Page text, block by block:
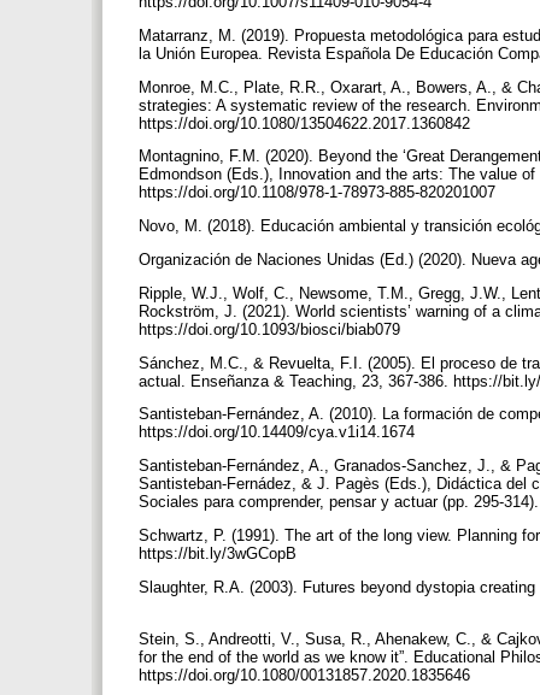
Matarranz, M. (2019). Propuesta metodológica para
la Unión Europea. Revista Española De Educación
Monroe, M.C., Plate, R.R., Oxarart, A., Bowers, A., &
strategies: A systematic review of the research.
https://doi.org/10.1080/13504622.2017.1360842
Montagnino, F.M. (2020). Beyond the ‘Great
Edmondson (Eds.), Innovation and the arts: The value
https://doi.org/10.1108/978-1-78973-885-820201007
Novo, M. (2018). Educación ambiental y transición
Organización de Naciones Unidas (Ed.) (2020). Nueva
Ripple, W.J., Wolf, C., Newsome, T.M., Gregg, J.W.,
Rockström, J. (2021). World scientists’ warning of a
https://doi.org/10.1093/biosci/biab079
Sánchez, M.C., & Revuelta, F.I. (2005). El proceso de
actual. Enseñanza & Teaching, 23, 367-386. https://
Santisteban-Fernández, A. (2010). La formación de
https://doi.org/10.14409/cya.v1i14.1674
Santisteban-Fernández, A., Granados-Sanchez, J., &
Santisteban-Fernádez, & J. Pagès (Eds.), Didáctica del
Sociales para comprender, pensar y actuar (pp. 295-
Schwartz, P. (1991). The art of the long view. Planning
https://bit.ly/3wGCopB
Slaughter, R.A. (2003). Futures beyond dystopia
Stein, S., Andreotti, V., Susa, R., Ahenakew, C., &
for the end of the world as we know it”. Educational
https://doi.org/10.1080/00131857.2020.1835646